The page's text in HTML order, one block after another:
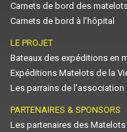
Carnets de bord des
Carnets de bord à l’hôpital
LE PROJET
Bateaux des expéditions en
Expéditions Matelots de la
Les parrains de l'association
PARTENAIRES & SPONSORS
Les partenaires des Matelots